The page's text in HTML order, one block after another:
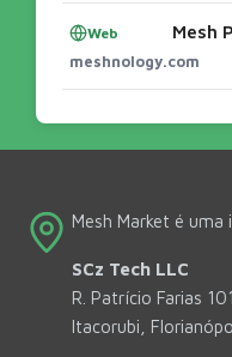
Web
meshnology.com
Mesh Market é uma
SCz Tech LLC
R. Patrício Farias 101
Itacorubi,